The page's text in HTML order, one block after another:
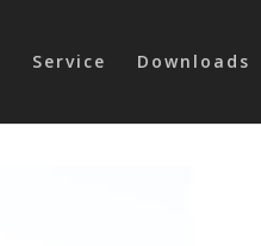
Service Downloads